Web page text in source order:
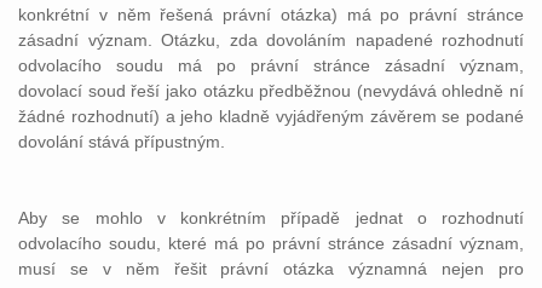
konkrétní v něm řešená právní otázka) má po právní stránce
zásadní význam. Otázku, zda dovoláním napadené rozhodnutí
odvolacího soudu má po právní stránce zásadní význam,
dovolací soud řeší jako otázku předběžnou (nevydává ohledně ní
žádné rozhodnutí) a jeho kladně vyjádřeným závěrem se podané
dovolání stává přípustným.
Aby se mohlo v konkrétním případě jednat o rozhodnutí
odvolacího soudu, které má po právní stránce zásadní význam,
musí se v něm řešit právní otázka významná nejen pro